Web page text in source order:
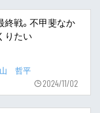
戦。不甲斐なか
りたい
哲平
2024/11/02